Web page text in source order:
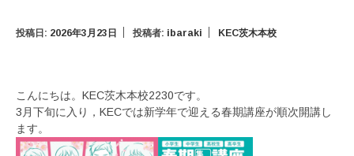
投稿日: 2026年3月23日 投稿者: ibaraki KEC茨木本校
こんにちは。KEC茨木本校2230です。
3月下旬に入り，KECでは新学年で迎える春期講座が順次開講し
ます。